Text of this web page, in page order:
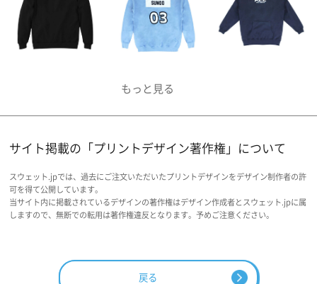
サイト掲載の「プリントデザイン著作権」について
スウェット.jpでは、過去にご注文いただいたプリントデザインをデザイン制作者の許
可を得て公開しています。
当サイト内に掲載されているデザインの著作権はデザイン作成者とスウェット.jpに属
しますので、無断での転用は著作権違反となります。予めご注意ください。
戻る